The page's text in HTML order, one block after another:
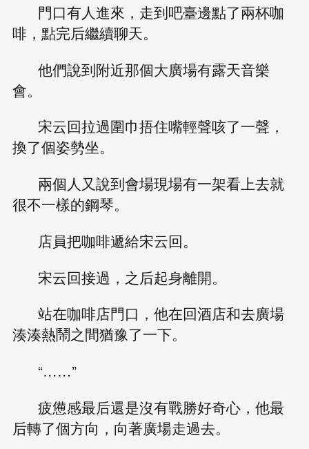
門口有人進來，走到吧臺邊點了兩杯咖
啡，點完后繼續聊天。
他們說到附近那個大廣場有露天音樂
會。
宋云回拉過圍巾捂住嘴輕聲咳了一聲，
換了個姿勢坐。
兩個人又說到會場現場有一架看上去就
很不一樣的鋼琴。
店員把咖啡遞給宋云回。
宋云回接過，之后起身離開。
站在咖啡店門口，他在回酒店和去廣場
湊湊熱鬧之間猶豫了一下。
“……”
疲憊感最后還是沒有戰勝好奇心，他最
后轉了個方向，向著廣場走過去。